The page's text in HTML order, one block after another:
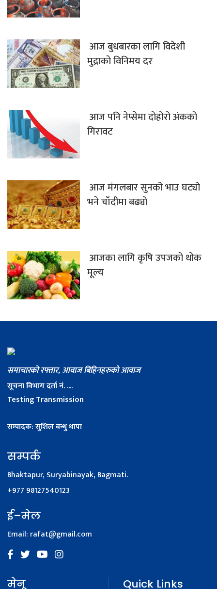
आज बुधबारका लागि विदेशी
मुद्राको विनिमय दर
आज पनि नेप्सेमा दोहोरो अंकको
गिरावट
आज मंगलबार सुनको भाउ घट्यो
भने चाँदीमा बढ्यो
आजका लागि कृषि उपजको थोक
मूल्य
समाचारको रफ्तार, आवाज बिहिनहरुको आवाज
सूचना विभाग दर्ता नं. ....
Testing Transmission
सम्पादक: सुशिल बन्धु थापा
सम्पर्क
Bhaktapur, Suryabinayak, Bagmati.
+977 98127540123
ई–मेल
Email: rafat@gmail.com
मेनू Quick Links